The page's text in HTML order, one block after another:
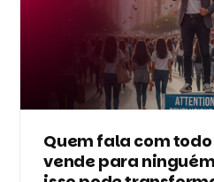
Quem fala com
vende para